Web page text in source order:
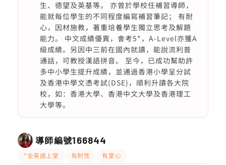
生、德望及英基等。 亦曾於學校任補習導師，
能就每位學生的不同程度編寫補習筆記； 有耐
心，因材施教，著重培養學生獨立思考及解題
能力。 中文成績優異，會考5*，A-Level亦獲A
級成績。另因中三前在國內就讀，能說流利普
通話，可教授漢語拼音。 至今，已成功幫助許
多中小學生提升成績，並通過香港小學呈分試
及香港中學文憑考試(DSE)，順利升讀各大院
校，如：香港大學、香港中文大學及香港理工
大學等。
導師編號166844
*全英語上堂 有耐性 有愛心